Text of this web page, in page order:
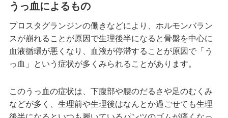
うっ血によるもの
プロスタグランジンの働きなどにより、ホルモンバラン
スが崩れることが原因で生理後半になると骨盤を中心に
血液循環が悪くなり、血液が停滞することが原因で「う
っ血」という症状が多くみられることがあります。
このうっ血の症状は、下腹部や腰のだるさや足のむくみ
などが多く、生理前や生理後はなんとか過ごせても生理